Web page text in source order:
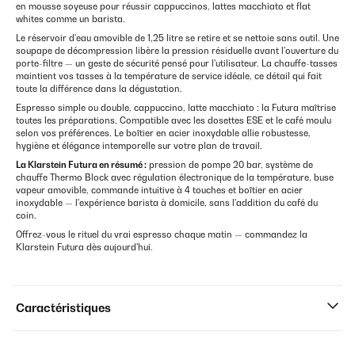
en mousse soyeuse pour réussir cappuccinos, lattes macchiato et flat
whites comme un barista.
Le réservoir d'eau amovible de 1,25 litre se retire et se nettoie sans outil. Une
soupape de décompression libère la pression résiduelle avant l'ouverture du
porte-filtre — un geste de sécurité pensé pour l'utilisateur. La chauffe-tasses
maintient vos tasses à la température de service idéale, ce détail qui fait
toute la différence dans la dégustation.
Espresso simple ou double, cappuccino, latte macchiato : la Futura maîtrise
toutes les préparations. Compatible avec les dosettes ESE et le café moulu
selon vos préférences. Le boîtier en acier inoxydable allie robustesse,
hygiène et élégance intemporelle sur votre plan de travail.
La Klarstein Futura en résumé : pression de pompe 20 bar, système de
chauffe Thermo Block avec régulation électronique de la température, buse
vapeur amovible, commande intuitive à 4 touches et boîtier en acier
inoxydable — l'expérience barista à domicile, sans l'addition du café du
coin.
Offrez-vous le rituel du vrai espresso chaque matin — commandez la
Klarstein Futura dès aujourd'hui.
Caractéristiques